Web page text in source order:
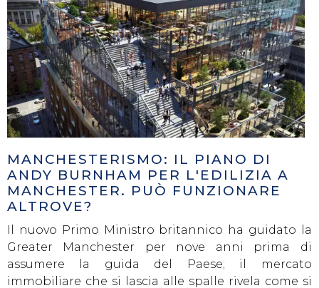
MANCHESTERISMO: IL PIANO DI
ANDY BURNHAM PER L'EDILIZIA A
MANCHESTER. PUÒ FUNZIONARE
ALTROVE?
Il nuovo Primo Ministro britannico ha guidato la
Greater Manchester per nove anni prima di
assumere la guida del Paese; il mercato
immobiliare che si lascia alle spalle rivela come si